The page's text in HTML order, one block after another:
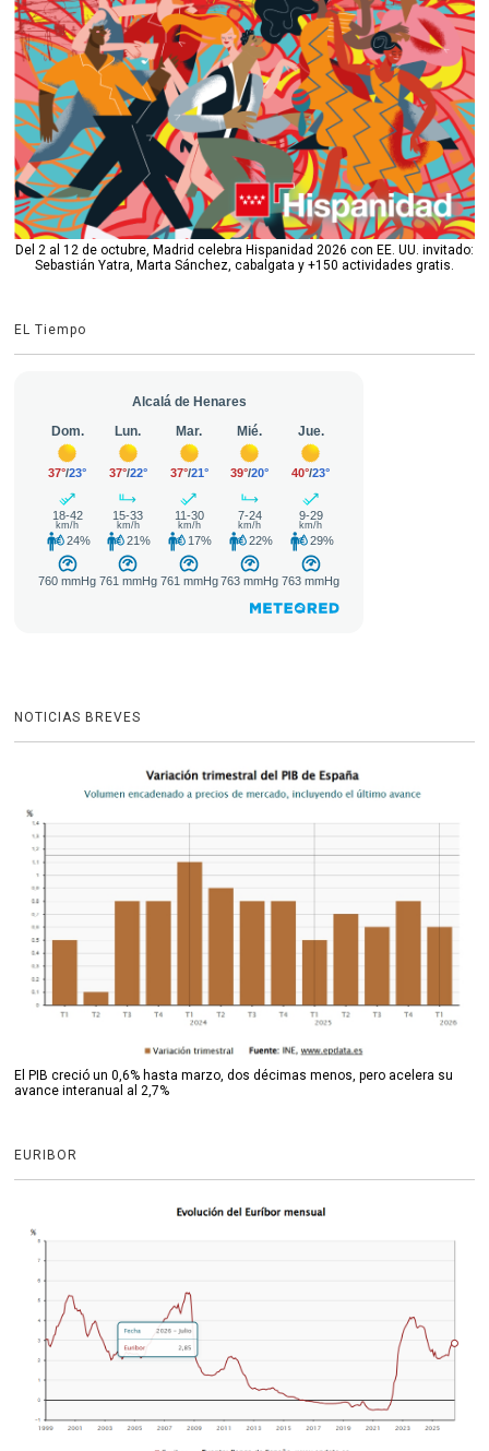
Del 2 al 12 de octubre, Madrid celebra Hispanidad 2026 con EE. UU. invitado:
Sebastián Yatra, Marta Sánchez, cabalgata y +150 actividades gratis.
EL Tiempo
NOTICIAS BREVES
El PIB creció un 0,6% hasta marzo, dos décimas menos, pero acelera su
avance interanual al 2,7%
EURIBOR